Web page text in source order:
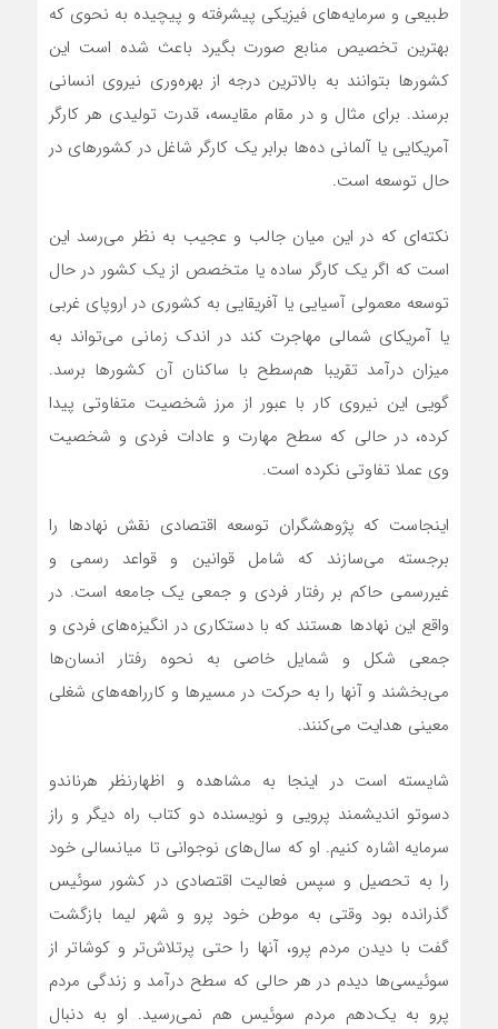
طبیعی و سرمایه‌های فیزیکی پیشرفته و پیچیده به نحوی که
بهترین تخصیص منابع صورت بگیرد باعث شده است این
کشورها بتوانند به بالاترین درجه از بهره‌‌وری نیروی انسانی
برسند. برای مثال و در مقام مقایسه، قدرت تولیدی هر کارگر
آمریکایی یا آلمانی ده‌ها برابر یک کارگر شاغل در کشورهای در
حال توسعه است.
نکته‌‌ای که در این میان جالب و عجیب به نظر می‌‌رسد این
است که اگر یک کارگر ساده یا متخصص از یک کشور در حال
توسعه معمولی آسیایی یا آفریقایی به کشوری در اروپای غربی
یا آمریکای شمالی مهاجرت کند در اندک زمانی می‌تواند به
میزان درآمد تقریبا هم‌سطح با ساکنان آن کشورها برسد.
گویی این نیروی کار با عبور از مرز شخصیت متفاوتی پیدا
کرده، در حالی که سطح مهارت و عادات فردی و شخصیت
وی عملا تفاوتی نکرده است.
اینجاست که پژوهشگران توسعه اقتصادی نقش نهادها را
برجسته می‌سازند که شامل قوانین و قواعد رسمی و
غیررسمی حاکم بر رفتار فردی و جمعی یک جامعه است. در
واقع این نهادها هستند که با دستکاری در انگیزه‌های فردی و
جمعی شکل و شمایل خاصی به نحوه رفتار انسان‌‌ها
می‌‌بخشند و آنها را به حرکت در مسیرها و کارراهه‌های شغلی
معینی هدایت می‌کنند.
شایسته است در اینجا به مشاهده و اظهارنظر هرناندو
دسوتو اندیشمند پرویی و نویسنده دو کتاب راه دیگر و راز
سرمایه اشاره کنیم. او که سال‌های نوجوانی تا میانسالی خود
را به تحصیل و سپس فعالیت اقتصادی در کشور سوئیس
گذرانده بود وقتی به موطن خود پرو و شهر لیما بازگشت
گفت با دیدن مردم پرو، آنها را حتی پرتلاش‌‌تر و کوشاتر از
سوئیسی‌‌ها دیدم در هر حالی که سطح درآمد و زندگی مردم
پرو به یک‌‌دهم مردم سوئیس هم نمی‌‌رسید. او به دنبال